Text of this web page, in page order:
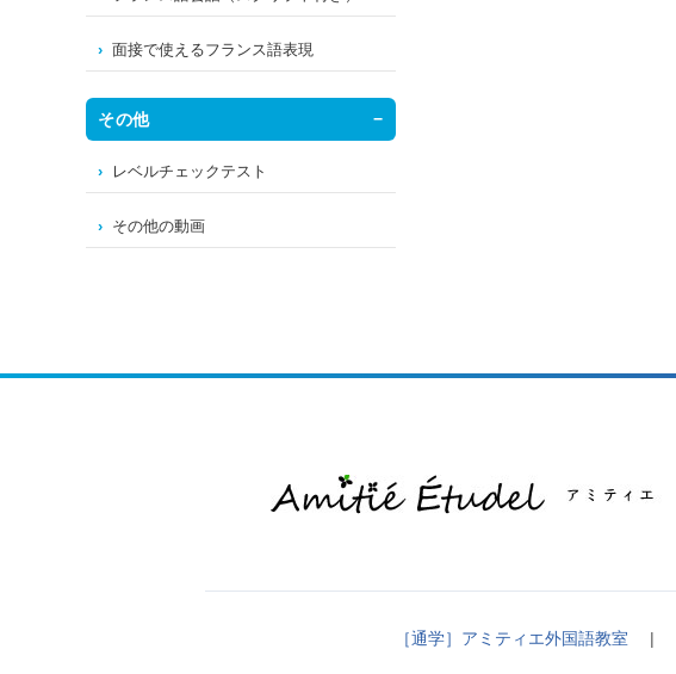
面接で使えるフランス語表現
その他
レベルチェックテスト
その他の動画
［通学］アミティエ外国語教室 |